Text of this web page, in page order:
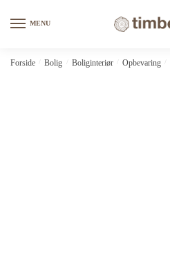
MENU
Forside Bolig Boliginteriør Opbevaring